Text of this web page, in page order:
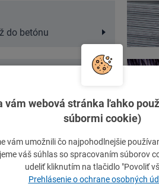
do betónu
a.s.
dopytom na ferona@zilina.ferona.sk.
vám webová stránka ľahko
súbormi cookie)
vám umožnili čo najpohodlnejšie
váš súhlas so spracovaním súborov
udeliť kliknutím na tlačidlo "Povoliť
Prehlásenie o ochrane osobných